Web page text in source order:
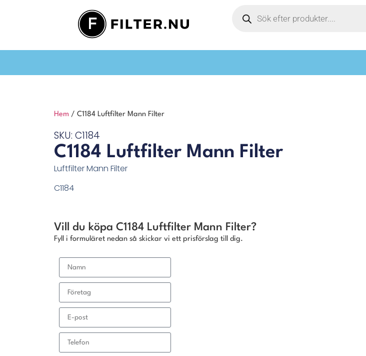
Hem / C1184 Luftfilter Mann Filter
SKU: C1184
C1184 Luftfilter Mann Filter
Luftfilter Mann Filter
C1184
Vill du köpa C1184 Luftfilter Mann Filter?
Fyll i formuläret nedan så skickar vi ett prisförslag till dig.